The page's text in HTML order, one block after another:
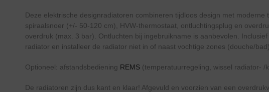
Deze elektrische designradiatoren combineren tijdloos design met
spiraalsnoer (+/- 50-120 cm), HVW-thermostaat, ontluchtingsplug en
overdruk (max. 3 bar). Ontluchten bij ingebruikname is aanbevolen.
radiator en installeer de radiator niet in of naast vochtige zones (douche/bad).
Optioneel: afstandsbediening REMS (temperatuurregeling, wissel radiator- /
De radiatoren zijn dus kant en klaar! Afgevuld en voorzien van een